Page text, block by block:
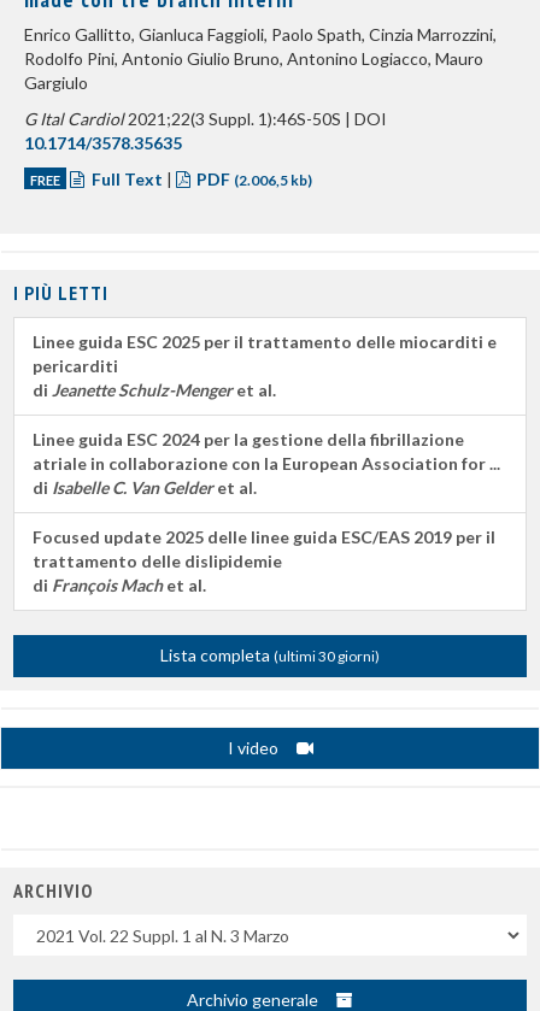
Enrico Gallitto, Gianluca Faggioli, Paolo Spath, Cinzia Marrozzini,
Rodolfo Pini, Antonio Giulio Bruno, Antonino Logiacco, Mauro
Gargiulo
G Ital Cardiol2021;22(3 Suppl. 1):46S-50S | DOI
10.1714/3578.35635
FREE Full Text | PDF (2.006,5 kb)
I PIÙ LETTI
Linee guida ESC 2025 per il trattamento delle miocarditi e
pericarditi
di Jeanette Schulz-Mengeret al.
Linee guida ESC 2024 per la gestione della fibrillazione
atriale in collaborazione con la European Association for ...
di Isabelle C. Van Gelderet al.
Focused update 2025 delle linee guida ESC/EAS 2019 per il
trattamento delle dislipidemie
di François Machet al.
Lista completa (ultimi 30 giorni)
I video
ARCHIVIO
Archivio generale